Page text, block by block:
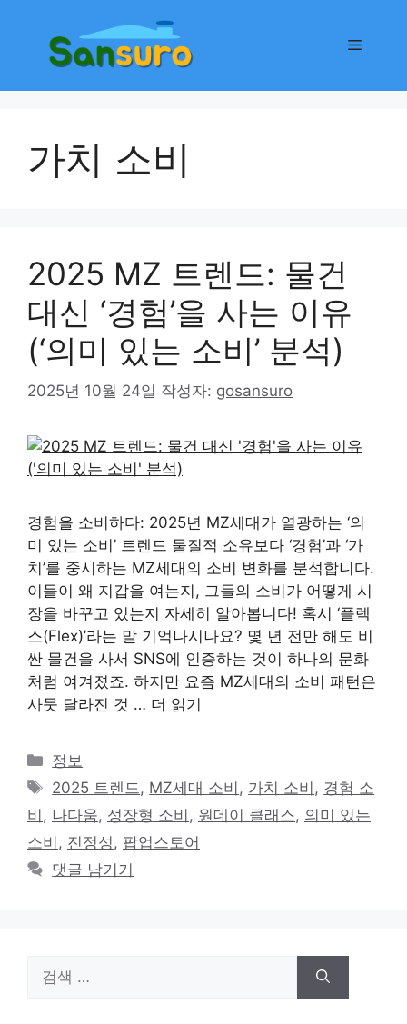
메
가치 소비
2025 MZ 트렌드: 물건
대신 ‘경험’을 사는 이유
(‘의미 있는 소비’ 분석)
2025년 10월 24일 작성자: gosansuro
경험을 소비하다: 2025년 MZ세대가 열광하는 ‘의
미 있는 소비’ 트렌드 물질적 소유보다 ‘경험’과 ‘가
치’를 중시하는 MZ세대의 소비 변화를 분석합니다.
이들이 왜 지갑을 여는지, 그들의 소비가 어떻게 시
장을 바꾸고 있는지 자세히 알아봅니다! 혹시 ‘플렉
스(Flex)’라는 말 기억나시나요? 몇 년 전만 해도 비
싼 물건을 사서 SNS에 인증하는 것이 하나의 문화
처럼 여겨졌죠. 하지만 요즘 MZ세대의 소비 패턴은
사뭇 달라진 것 … 더 읽기
카
테
리
정보
태
그
2025 트렌드 , MZ세대 소비 , 가치 소비 , 경험 소
비 , 나다움, 성장형 소비 , 원데이 클래스, 의미 있는
소비 , 진정성 , 팝업스토어
댓글 남기기
색: